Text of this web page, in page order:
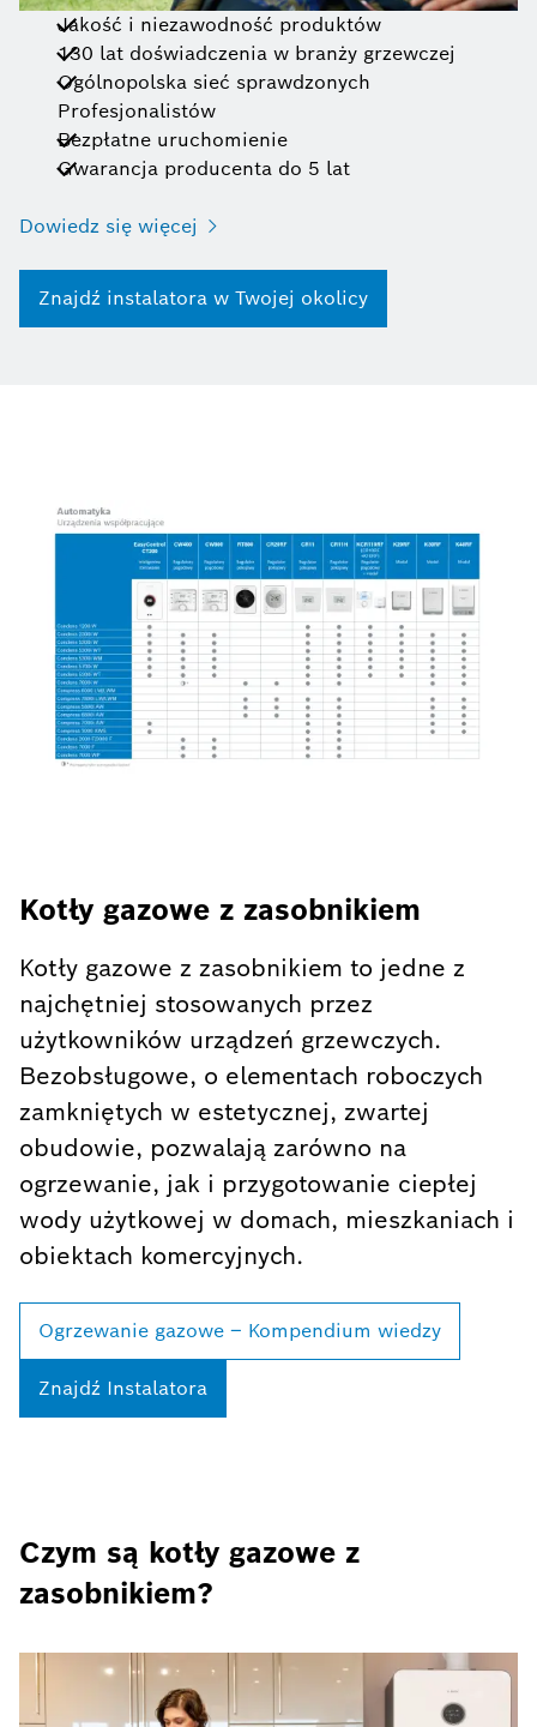
Jakość i niezawodność produktów
130 lat doświadczenia w branży grzewczej
Ogólnopolska sieć sprawdzonych
Profesjonalistów
Bezpłatne uruchomienie
Gwarancja producenta do 5 lat
Dowiedz się więcej
Znajdź instalatora w Twojej okolicy
Kotły gazowe z zasobnikiem
Kotły gazowe z zasobnikiem to jedne z
najchętniej stosowanych przez
użytkowników urządzeń grzewczych.
Bezobsługowe, o elementach roboczych
zamkniętych w estetycznej, zwartej
obudowie, pozwalają zarówno na
ogrzewanie, jak i przygotowanie ciepłej
wody użytkowej w domach, mieszkaniach i
obiektach komercyjnych.
Ogrzewanie gazowe – Kompendium wiedzy
Znajdź Instalatora
Czym są kotły gazowe z
zasobnikiem?